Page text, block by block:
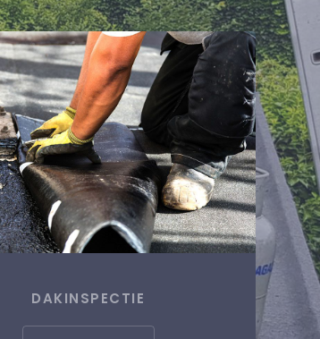
DAKINSPECTIE